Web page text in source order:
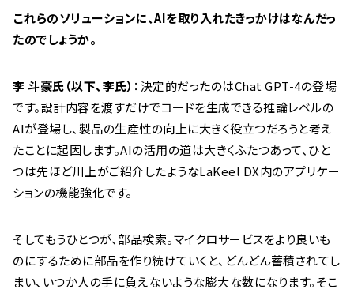
――これらのソリューションに、AIを取り入れたきっかけはなんだっ
たのでしょうか。
李 斗豪氏（以下、李氏） ：決定的だったのはChat GPT-4の登場
です。設計内容を渡すだけでコードを生成できる推論レベルの
AIが登場し、製品の生産性の向上に大きく役立つだろうと考え
たことに起因します。AIの活用の道は大きくふたつあって、ひと
つは先ほど川上がご紹介したようなLaKeel DX内のアプリケー
ションの機能強化です。
そしてもうひとつが、部品検索。マイクロサービスをより良いも
のにするために部品を作り続けていくと、どんどん蓄積されてし
まい、いつか人の手に負えないような膨大な数になります。そこ